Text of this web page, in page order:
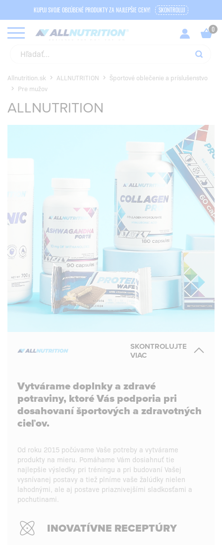
KUPUJ SVOJE OBĽÚBENÉ PRODUKTY ZA NAJLEPŠIE CENY! SKONTROLUJ
Allnutrition.sk ALLNUTRITION
Športové oblečenie a príslušenstvo
Pre mužov
ALLNUTRITION
SKONTROLUJTE
VIAC
Vytvárame doplnky a zdravé
potraviny, ktoré Vás podporia pri
dosahovaní športových a zdravotných
cieľov.
Od roku 2015 počúvame Vaše potreby a vytvárame
produkty na mieru. Pomáhame Vám dosiahnuť tie
najlepšie výsledky pri tréningu a pri budovaní Vašej
vysnívanej postavy a tiež plníme vaše žalúdky nielen
lahodnými, ale aj postave priaznivejšími sladkosťami a
pochutinami.
INOVATÍVNE RECEPTÚRY